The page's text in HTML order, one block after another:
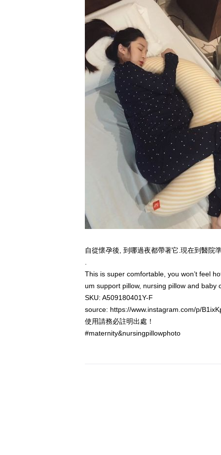
自從懷孕後, 到哪過夜都帶著它.現在到醫院
This is super comfortable, you won’t feel
um support pillow, nursing pillow and
SKU: A509180401Y-F
source: https://www.instagram.com/p/
使用請務必註明出處！
#maternity&nursingpillowphoto